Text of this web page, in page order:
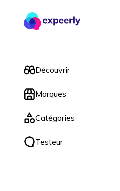
Découvrir
Marques
Catégories
Testeur